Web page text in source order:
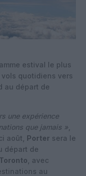
estival le plus
vols quotidiens vers
au départ de
une expérience
que jamais »
août, Porter sera le
départ de
, avec
au